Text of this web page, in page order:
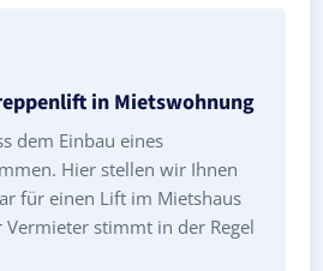
in Mietswohnung
dem Einbau eines
Hier stellen wir Ihnen
für einen Lift im Mietshaus
Vermieter stimmt in der Regel